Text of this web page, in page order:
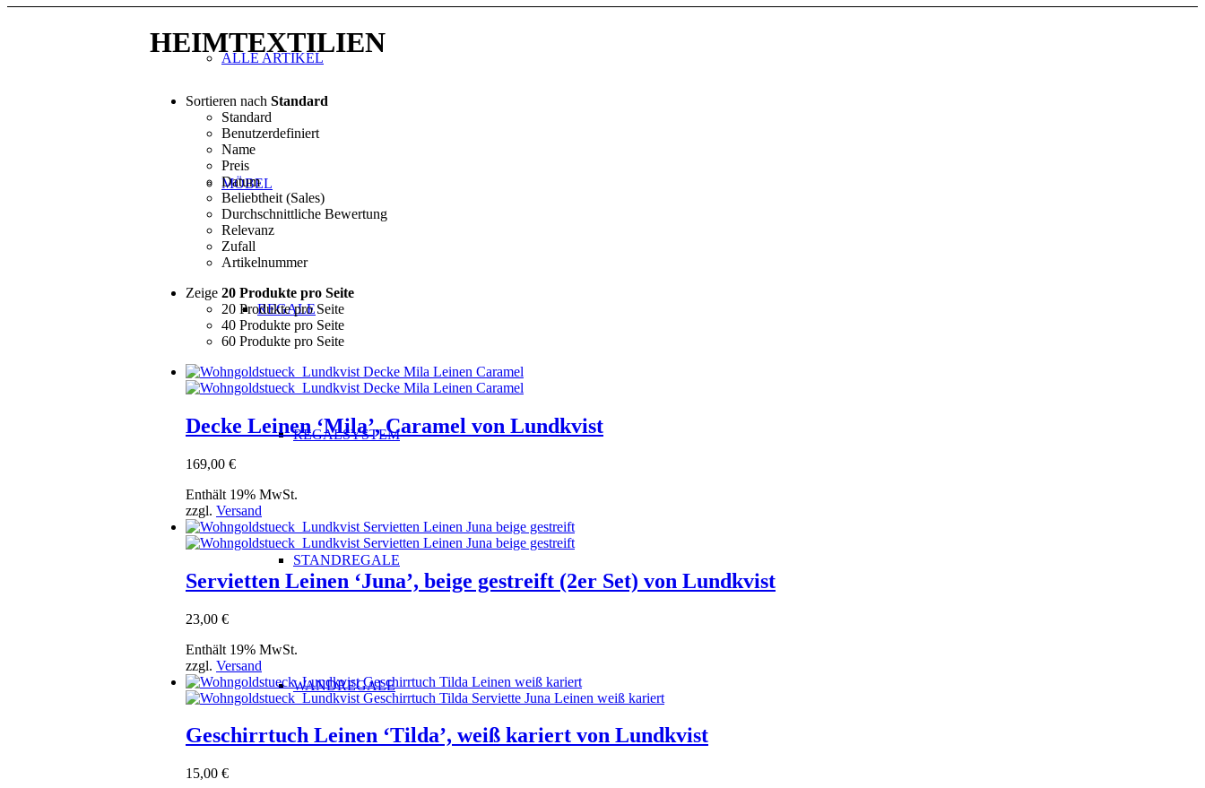
ALLE ARTIKEL
MÖBEL
REGALE
REGALSYSTEM
STANDREGALE
WANDREGALE
HEIMTEXTILIEN
Sortieren nach Standard
Standard
Benutzerdefiniert
Name
Preis
Datum
Beliebtheit (Sales)
Durchschnittliche Bewertung
Relevanz
Zufall
Artikelnummer
Zeige 20 Produkte pro Seite
20 Produkte pro Seite
40 Produkte pro Seite
60 Produkte pro Seite
Decke Leinen ‘Mila’, Caramel von Lundkvist
169,00 €
Enthält 19% MwSt.
zzgl. Versand
Servietten Leinen ‘Juna’, beige gestreift (2er Set) von Lundkvist
23,00 €
Enthält 19% MwSt.
zzgl. Versand
Geschirrtuch Leinen ‘Tilda’, weiß kariert von Lundkvist
15,00 €